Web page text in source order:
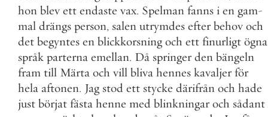
hon blev ett endaste vax. Spelman fanns i en gam-
mal drängs person, salen utrymdes efter behov och
det begyntes en blickkorsning och ett finurligt ögna
språk parterna emellan. Då springer den bängeln
fram till Märta och vill bliva hennes kavaljer för
hela aftonen. Jag stod ett stycke därifrån och hade
just börjat fästa henne med blinkningar och sådant